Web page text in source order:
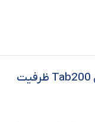
فلش مموری پاتریوت USB 2.0 مدل Tab200 ظرفیت